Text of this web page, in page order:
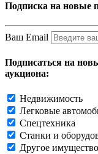
Подписка на новые
Ваш Email
Подписаться на
аукциона:
Недвижимость
Легковые
Спецтехника
Станки и
Другое имущество